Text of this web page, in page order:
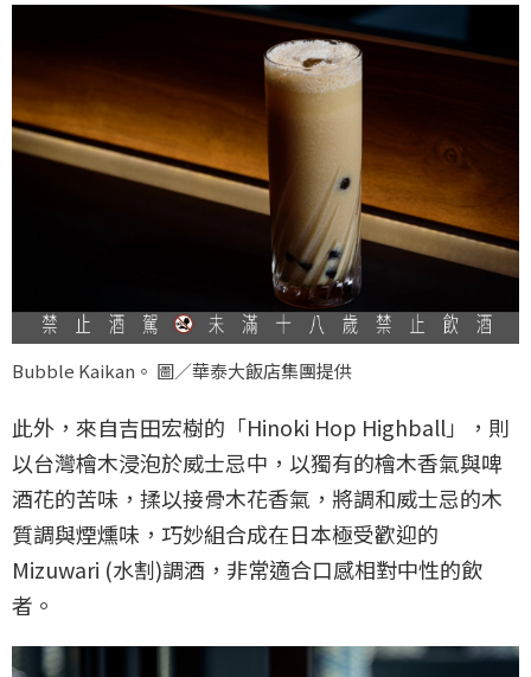
Bubble Kaikan。 圖／華泰大飯店集團提供
此外，來自吉田宏樹的「Hinoki Hop Highball」，則
以台灣檜木浸泡於威士忌中，以獨有的檜木香氣與啤
酒花的苦味，揉以接骨木花香氣，將調和威士忌的木
質調與煙燻味，巧妙組合成在日本極受歡迎的
Mizuwari (水割)調酒，非常適合口感相對中性的飲
者。